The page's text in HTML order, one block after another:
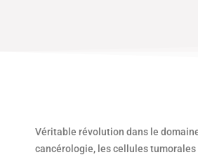
Véritable révolution dans le
cancérologie, les cellules